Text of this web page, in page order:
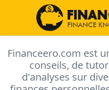
Financeero.com est
conseils, de
d'analyses sur